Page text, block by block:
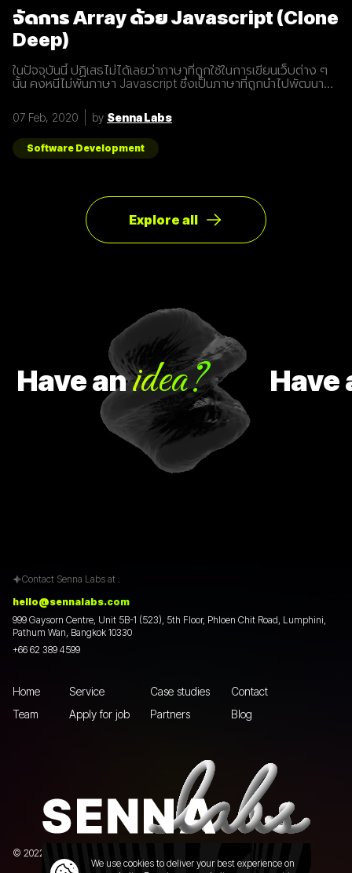
We use cookies to deliver your best experience on
แตกต่างจากระบบ
จัดการ Array ด้วย Javascript (Clone
Deep)
ในปัจจุบันนี้ ปฏิเสธไม่ได้เลยว่าภาษาที่ถูกใช้ในการเขียนเว็บต่าง ๆ
นั้น คงหนีไม่พ้นภาษา Javascript ซึ่งเป็นภาษาที่ถูกนำไปพัฒนา
รูปแบบการเขียนภาษา Javascript ที่แตกต่างกัน เราเลยมีแนวทาง
การเขียนที่หลากหลาย มาแบ่งปันเพื่อน ๆ เกี่ยวกับการจัดการ
Array ด้วยภาษา Javascript กัน เรามาดูตัวอย่างกันเลยดีกว่า
โดยปกติแล้วการ copy ค่าจาก value type ธรรมดา สามารถเขียน
ได้ดังนี้
07 Feb, 2020 by Senna Labs
Software Development
Explore all
anidea? Havean
Contact Senna Labs at :
hello@sennalabs.com
999 Gaysorn Centre, Unit 5B-1 (523), 5th Floor, Phloen Chit Road, Lumphini,
Pathum Wan, Bangkok 10330
+66 62 389 4599
Home Service Case studies
Contact
Team
Apply for job Partners Blog
© 2022 Senna Labs Co., Ltd.All rights reserved. |